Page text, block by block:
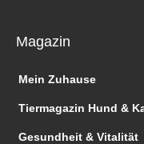
Magazin
Mein Zuhause
Tiermagazin Hund &
Gesundheit & Vitalität